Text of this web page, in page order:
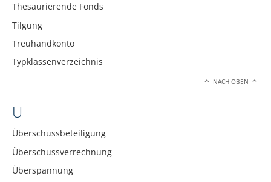
Thesaurierende Fonds
Tilgung
Treuhandkonto
Typklassenverzeichnis
NACH OBEN
U
Überschussbeteiligung
Überschussverrechnung
Überspannung